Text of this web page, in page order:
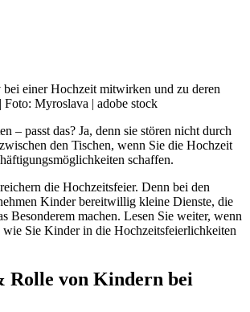
einer Hochzeit mitwirken und zu deren
Foto: Myroslava | adobe stock
– passt das? Ja, denn sie stören nicht durch
den Tischen, wenn Sie die Hochzeit
schaffen.
die Hochzeitsfeier. Denn bei den
Kinder bereitwillig kleine Dienste, die
Besonderem machen. Lesen Sie weiter, wenn
wie Sie Kinder in die Hochzeitsfeierlichkeiten
Rolle von Kindern bei